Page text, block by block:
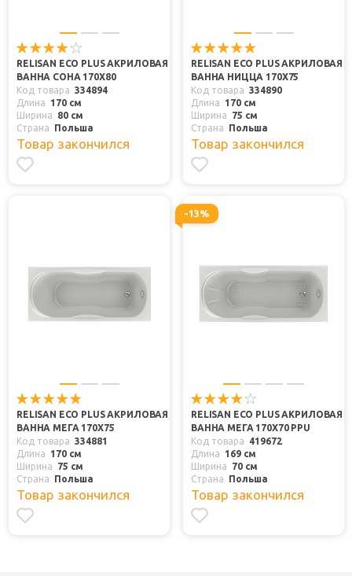
RELISAN ECO PLUS АКРИЛОВАЯ
ВАННА СОНА 170Х80
Код товара 334894
Длина
170 см
Ширина
80 см
Страна
Польша
Товар закончился
RELISAN ECO PLUS АКРИЛОВАЯ
ВАННА НИЦЦА 170Х75
Код товара 334890
Длина
170 см
Ширина
75 см
Страна
Польша
Товар закончился
RELISAN ECO PLUS АКРИЛОВАЯ
ВАННА МЕГА 170Х75
Код товара 334881
Длина
170 см
Ширина
75 см
Страна
Польша
Товар закончился
-13%
RELISAN ECO PLUS АКРИЛОВАЯ
ВАННА МЕГА 170Х70 PPU
Код товара
419672
Длина
169 см
Ширина
70 см
Страна
Польша
Товар закончился